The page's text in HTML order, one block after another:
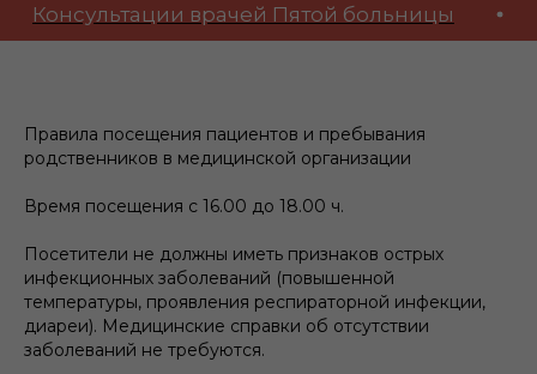
Консультации врачей Пятой больницы
Правила посещения пациентов и пребывания
родственников в медицинской организации
Время посещения с 16.00 до 18.00 ч.
Посетители не должны иметь признаков острых
инфекционных заболеваний (повышенной
температуры, проявления респираторной инфекции,
диареи). Медицинские справки об отсутствии
заболеваний не требуются.